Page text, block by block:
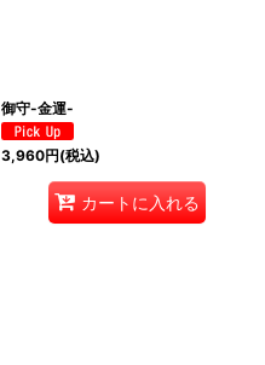
御守-金運-
3,960円(税込)
カートに入れる